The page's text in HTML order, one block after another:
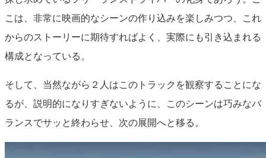
こは、非常に映画的なシーンの作り込みを楽しみつつ、これ
からのストーリーに期待すればよく、実際にも引き込まれる
構成となっている。
そして、当然ながら２人はこのトラックを観察することにな
るが、説明的になりすぎないように、このシーンは巧みなバ
ランスでサッと終わらせ、次の展開へと移る。